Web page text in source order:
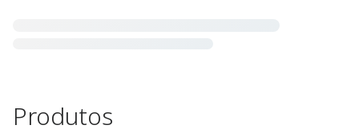
Produtos